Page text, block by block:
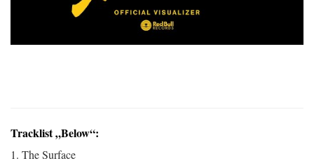
Tracklist „Below“:
1. The Surface